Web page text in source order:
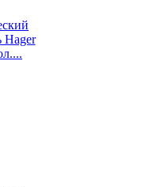
Hager